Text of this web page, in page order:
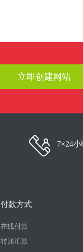
立即创建网站
7×24
付款方式
在线付款
转账汇款